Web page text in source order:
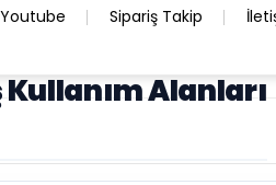
Youtube Sipariş Takip
Alanları